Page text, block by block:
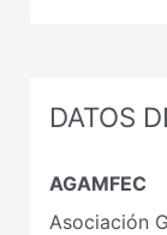
DATOS
AGAMFEC
Asociación